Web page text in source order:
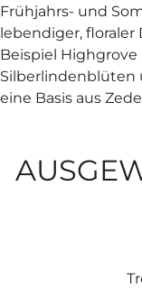
Frühjahrs- und
lebendiger, floraler
Beispiel
Silberlindenblüten
eine Basis aus